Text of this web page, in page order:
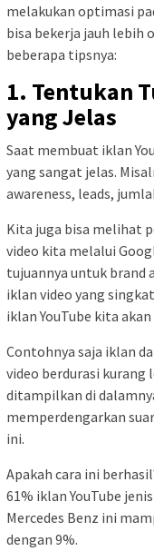
melakukan optimasi
bisa bekerja jauh lebih
beberapa tipsnya:
1. Tentukan
yang Jelas
Saat membuat iklan
yang sangat jelas.
awareness, leads,
Kita juga bisa melihat
video kita melalui
tujuannya untuk brand
iklan video yang
iklan YouTube kita
Contohnya saja iklan
video berdurasi kurang
ditampilkan di
memperdengarkan
ini.
Apakah cara ini
61% iklan YouTube
Mercedes Benz ini
dengan 9%.